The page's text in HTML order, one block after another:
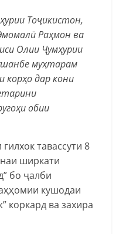
Тоҷикистон,
Раҳмон ва
Олии Ҷумҳурии
муҳтарам
корҳо дар кони
обии
тавассути 8
ширкати
бо ҷалби
кушодаи
коркард ва захира